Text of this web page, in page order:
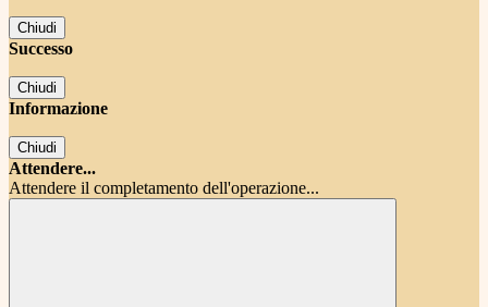
Chiudi
Successo
Chiudi
Informazione
Chiudi
Attendere...
Attendere il completamento dell'operazione...